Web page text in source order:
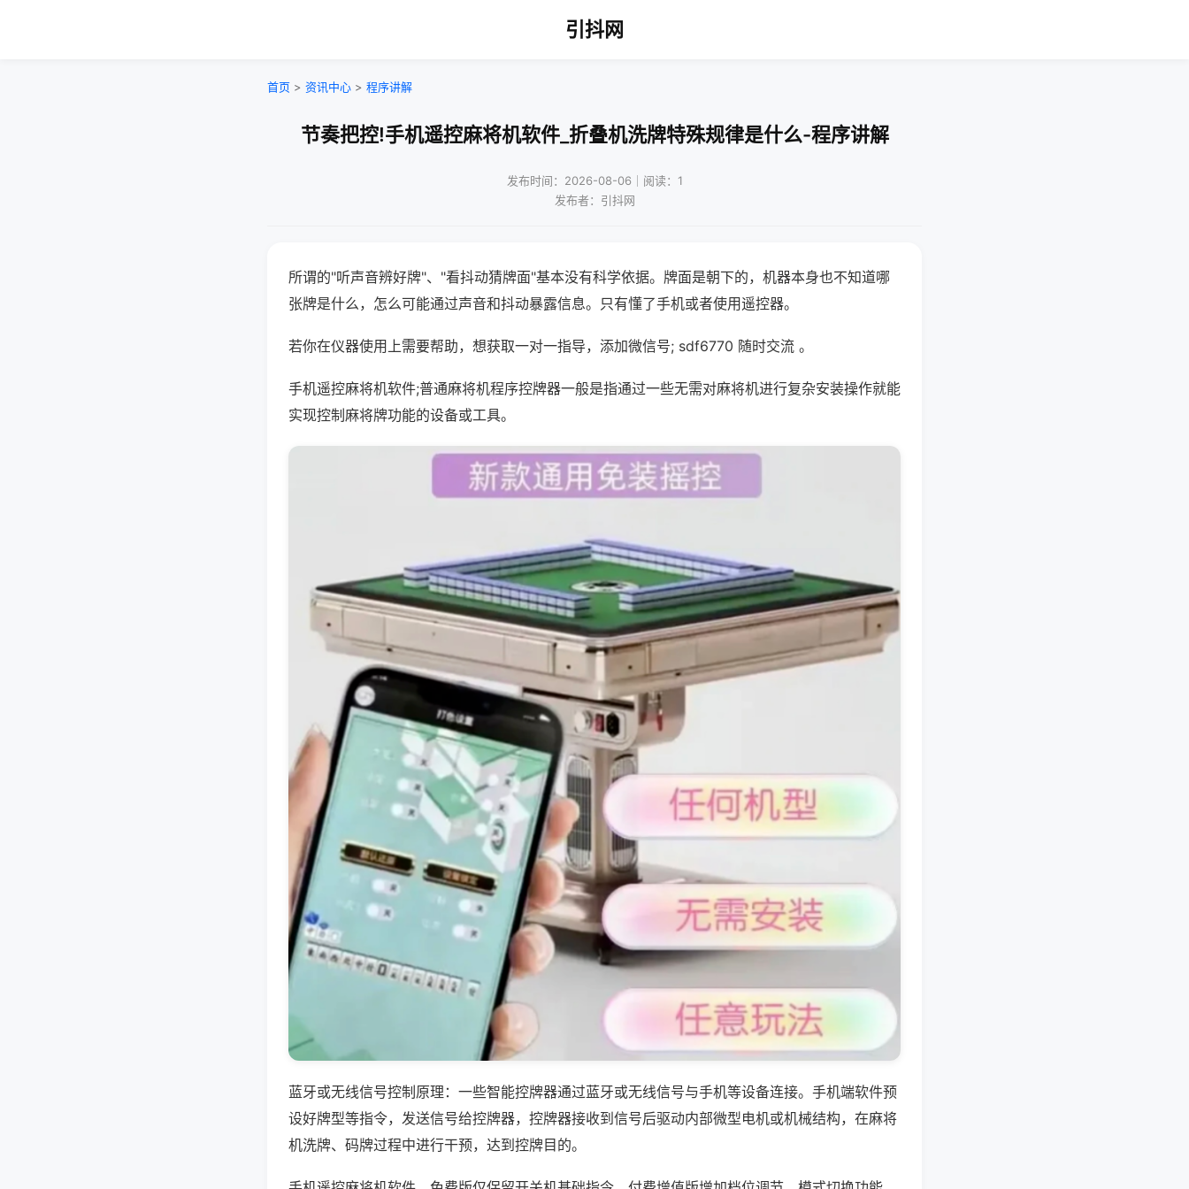
引抖网
首页 > 资讯中心 > 程序讲解
节奏把控!手机遥控麻将机软件_折叠机洗牌特殊规律是什么-程序讲解
发布时间：2026-08-06｜阅读：1
发布者：引抖网
所谓的"听声音辨好牌"、"看抖动猜牌面"基本没有科学依据。牌面是朝下的，机器本身也不知道哪
张牌是什么，怎么可能通过声音和抖动暴露信息。只有懂了手机或者使用遥控器。
若你在仪器使用上需要帮助，想获取一对一指导，添加微信号; sdf6770 随时交流 。
手机遥控麻将机软件;普通麻将机程序控牌器一般是指通过一些无需对麻将机进行复杂安装操作就能
实现控制麻将牌功能的设备或工具。
蓝牙或无线信号控制原理：一些智能控牌器通过蓝牙或无线信号与手机等设备连接。手机端软件预
设好牌型等指令，发送信号给控牌器，控牌器接收到信号后驱动内部微型电机或机械结构，在麻将
机洗牌、码牌过程中进行干预，达到控牌目的。